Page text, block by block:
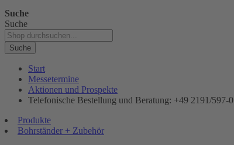
Suche
Suche
Suche
Start
Messetermine
Aktionen und Prospekte
Telefonische Bestellung und Beratung: +49 2191/597-0
Produkte
Bohrständer + Zubehör